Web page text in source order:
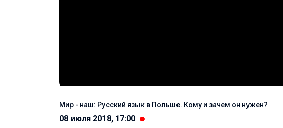
Мир - наш: Русский язык в Польше. Кому и зачем он нужен?
08 июля 2018, 17:00